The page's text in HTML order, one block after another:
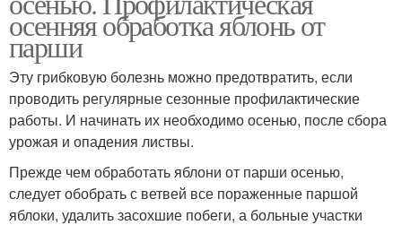
осенняя обработка яблонь от
парши
Эту грибковую болезнь можно предотвратить, если
проводить регулярные сезонные профилактические
работы. И начинать их необходимо осенью, после сбора
урожая и опадения листвы.
Прежде чем обработать яблони от парши осенью,
следует обобрать с ветвей все пораженные паршой
яблоки, удалить засохшие побеги, а больные участки